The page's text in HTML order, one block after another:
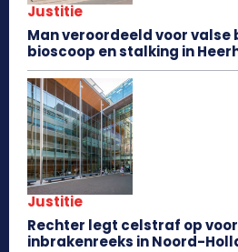
Justitie
Man veroordeeld voor valse
bioscoop en stalking in
Justitie
Rechter legt celstraf op voor
inbrakenreeks in Noord-